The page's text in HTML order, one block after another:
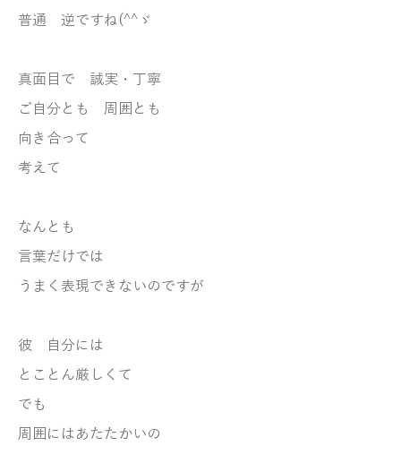
普通 逆ですね(^^ゞ
真面目で 誠実・丁寧
ご自分とも 周囲とも
向き合って
考えて
なんとも
言葉だけでは
うまく表現できないのですが
彼 自分には
とことん厳しくて
でも
周囲にはあたたかいの